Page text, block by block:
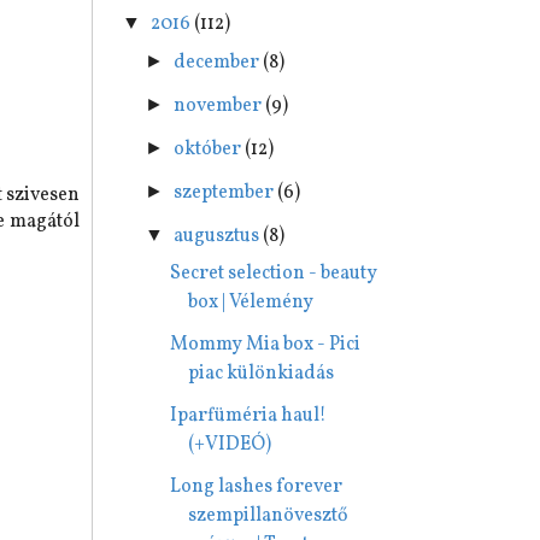
magától
▼ 2016 (112)
► december(8)
►november(9)
► október(12)
► szeptember(6)
▼ augusztus(8)
Secret selection - beauty
box | Vélemény
Mommy Mia box - Pici
piac különkiadás
Iparfüméria haul!
(+VIDEÓ)
Long lashes forever
szempillanövesztő